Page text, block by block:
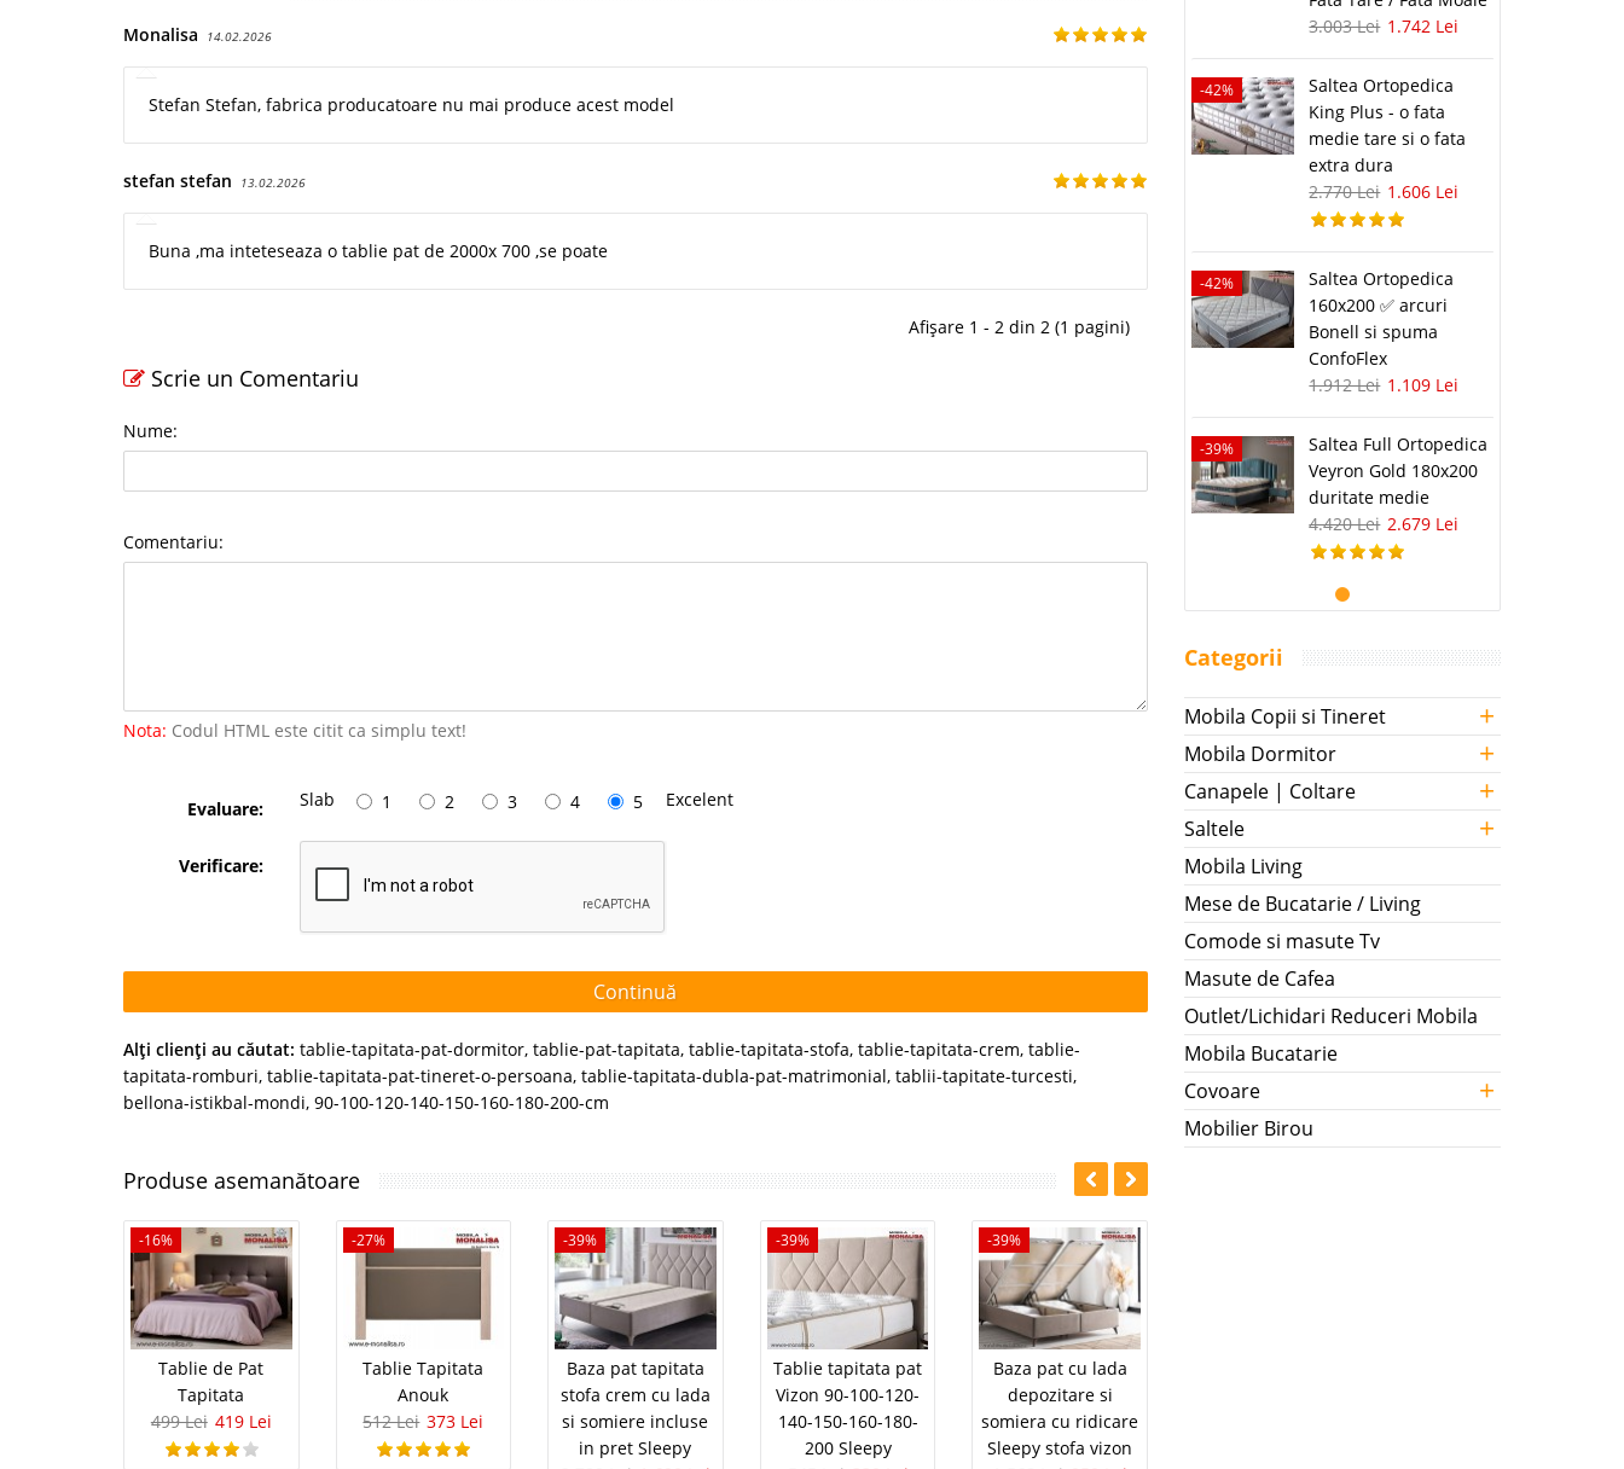
Monalisa 14.02.2026
Stefan Stefan, fabrica producatoare nu mai produce acest model
stefan stefan 13.02.2026
Buna ,ma inteteseaza o tablie pat de 2000x 700 ,se poate
Afișare 1 - 2 din 2 (1 pagini)
Scrie un Comentariu
Nume:
Comentariu:
Nota: Codul HTML este citit ca simplu text!
Evaluare: Slab 1 2 3 4 5 Excelent
Verificare:
Continuă
Alţi clienţi au căutat: tablie-tapitata-pat-dormitor, tablie-pat-tapitata, tablie-tapitata-stofa, tablie-tapitata-crem, tablie-
tapitata-romburi, tablie-tapitata-pat-tineret-o-persoana, tablie-tapitata-dubla-pat-matrimonial, tablii-tapitate-turcesti,
bellona-istikbal-mondi, 90-100-120-140-150-160-180-200-cm
Produse asemanătoare
-16%
Tablie de Pat
Tapitata
499 Lei 419 Lei
-27%
Tablie Tapitata
Anouk
512 Lei 373 Lei
-39%
Baza pat tapitata
stofa crem cu lada
si somiere incluse
in pret Sleepy
-39%
Tablie tapitata pat
Vizon 90-100-120-
140-150-160-180-
200 Sleepy
-39%
Baza pat cu lada
depozitare si
somiera cu ridicare
Sleepy stofa vizon
3.003 Lei 1.742 Lei
-42%
Saltea Ortopedica
King Plus - o fata
medie tare si o fata
extra dura
2.770 Lei 1.606 Lei
-42%
Saltea Ortopedica
160x200 ✅ arcuri
Bonell si spuma
ConfoFlex
1.912 Lei 1.109 Lei
-39%
Saltea Full Ortopedica
Veyron Gold 180x200
duritate medie
4.420 Lei 2.679 Lei
Categorii
Mobila Copii si Tineret +
Mobila Dormitor +
Canapele | Coltare +
Saltele +
Mobila Living
Mese de Bucatarie / Living
Comode si masute Tv
Masute de Cafea
Outlet/Lichidari Reduceri Mobila
Mobila Bucatarie
Covoare
+
Mobilier Birou